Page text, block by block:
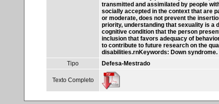
transmitted and assimilated by people
socially accepted in the context that are
or moderate, does not prevent the
priority, understanding that sexuality is a
cognitive condition that the person
inclusion that favors adequacy of
to contribute to future research on the
disabilities.rnKeywords: Down
Tipo
Defesa-Mestrado
Texto Completo